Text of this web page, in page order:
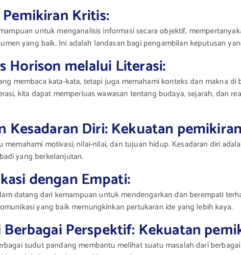
Kritis:
untuk menganalisis informasi secara objektif,
yang baik. Ini adalah landasan bagi pengambilan keputusan
Horison melalui Literasi:
membaca kata-kata, tetapi juga memahami konteks dan makna di
kita dapat memperluas wawasan tentang budaya, sejarah, dan
Kesadaran Diri: Kekuatan
memahami motivasi, nilai-nilai, dan tujuan hidup. Kesadaran diri
yang berkelanjutan.
dengan Empati:
datang dari kemampuan untuk mendengarkan dan berempati
yang baik memungkinkan pertukaran ide yang lebih kaya.
Perspektif: Kekuatan
sudut pandang membantu melihat suatu masalah dari